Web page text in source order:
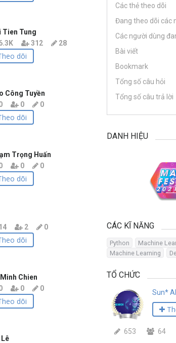
Tien Tung
312 28
dõi
Công Tuyền
0 0
dõi
Trọng Huấn
0 0
dõi
2 0
dõi
Minh Chien
0 0
dõi
Lê
Các thẻ theo dõi
Đang theo dõi các
Các người dùng
Bài viết
Bookmark
Tổng số câu hỏi
Tổng số câu trả lời
DANH HIỆU
CÁC KĨ NĂNG
Python
Machine
Machine Learning
TỔ CHỨC
653 64